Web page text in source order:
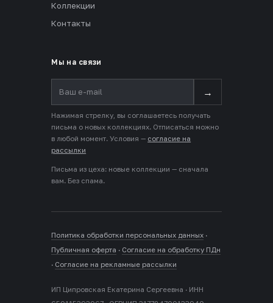
Коллекции
Контакты
Мы на связи
→
Нажимая стрелку, вы соглашаетесь получать
письма о новых коллекциях. Отписаться можно
в любой момент. Условия — согласие на
рассылки
Письма из цеха: новые коллекции — сначала
вам. Без спама.
Политика обработки персональных данных ·
Публичная оферта · Согласие на обработку ПДн
· Согласие на рекламные рассылки
ИП Ципровская Екатерина Сергеевна · ИНН